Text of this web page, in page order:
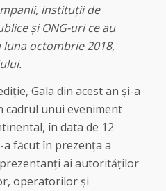
instituții de
și ONG-uri ce au
octombrie 2018,
Gala din acest an și-a
cadrul unui eveniment
în data de 12
a făcut în prezența a
ai autorităților
operatorilor și